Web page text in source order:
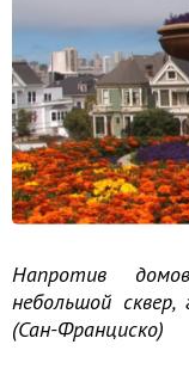
Напротив
небольшой
(Сан-Франциско)